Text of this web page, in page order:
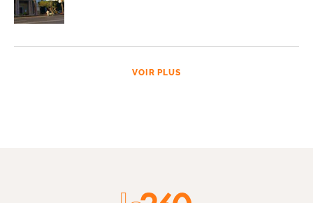
VOIR PLUS